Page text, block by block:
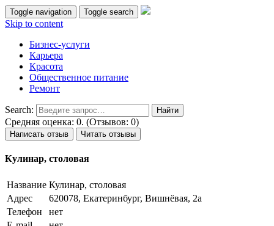
Toggle navigation Toggle search
Skip to content
Бизнес-услуги
Карьера
Красота
Общественное питание
Ремонт
Search:
Средняя оценка: 0. (Отзывов: 0)
Написать отзыв Читать отзывы
Кулинар, столовая
Название Кулинар, столовая
Адрес
620078, Екатеринбург, Вишнёвая, 2а
Телефон
нет